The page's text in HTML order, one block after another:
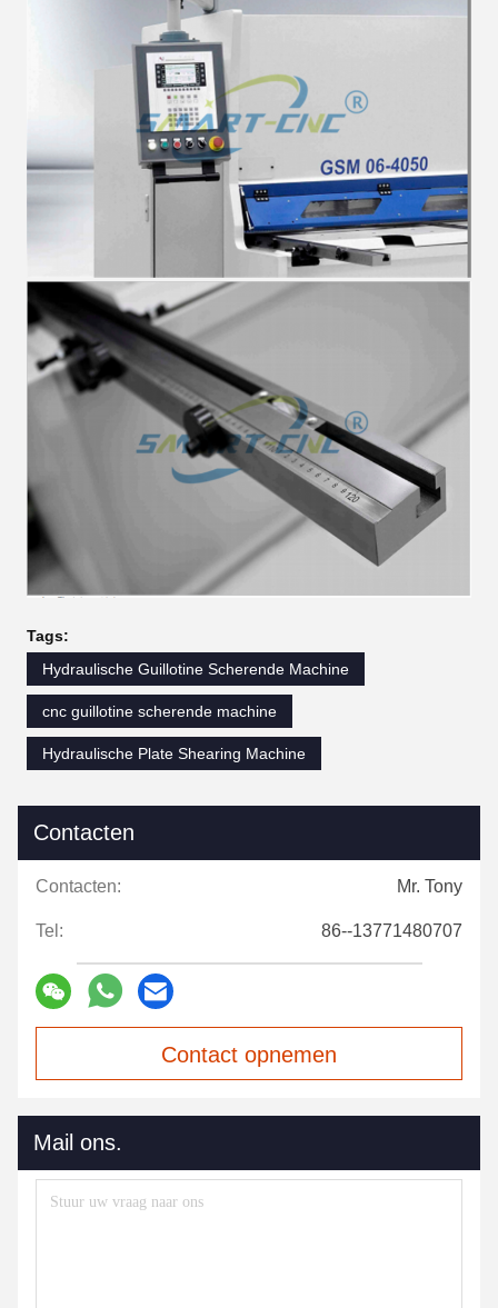
Tags:
Hydraulische Guillotine Scherende Machine
cnc guillotine scherende machine
Hydraulische Plate Shearing Machine
Contacten
Contacten: Mr. Tony
Tel: 86--13771480707
Contact opnemen
Mail ons.